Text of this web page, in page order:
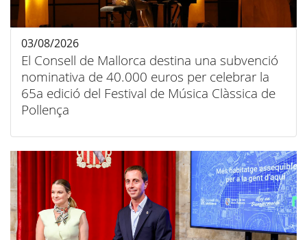
El Consell de Mallorca destina una subvenció
nominativa de 40.000 euros per celebrar la
65a edició del Festival de Música Clàssica de
Pollença
03/08/2026